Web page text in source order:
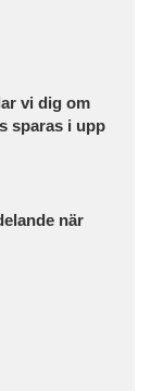
vi dig om
sparas i upp
när